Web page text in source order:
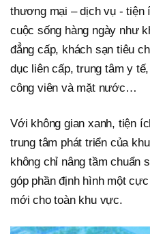
thương mại – dịch vụ - tiện
cuộc sống hàng ngày như
đẳng cấp, khách sạn tiêu
dục liên cấp, trung tâm y
công viên và mặt nước…
Với không gian xanh, tiện
trung tâm phát triển của
không chỉ nâng tầm chuẩn
góp phần định hình một
mới cho toàn khu vực.